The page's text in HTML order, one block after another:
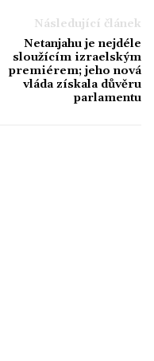
Následující článek
Netanjahu je nejdéle
sloužícím izraelským
premiérem; jeho nová
vláda získala důvěru
parlamentu